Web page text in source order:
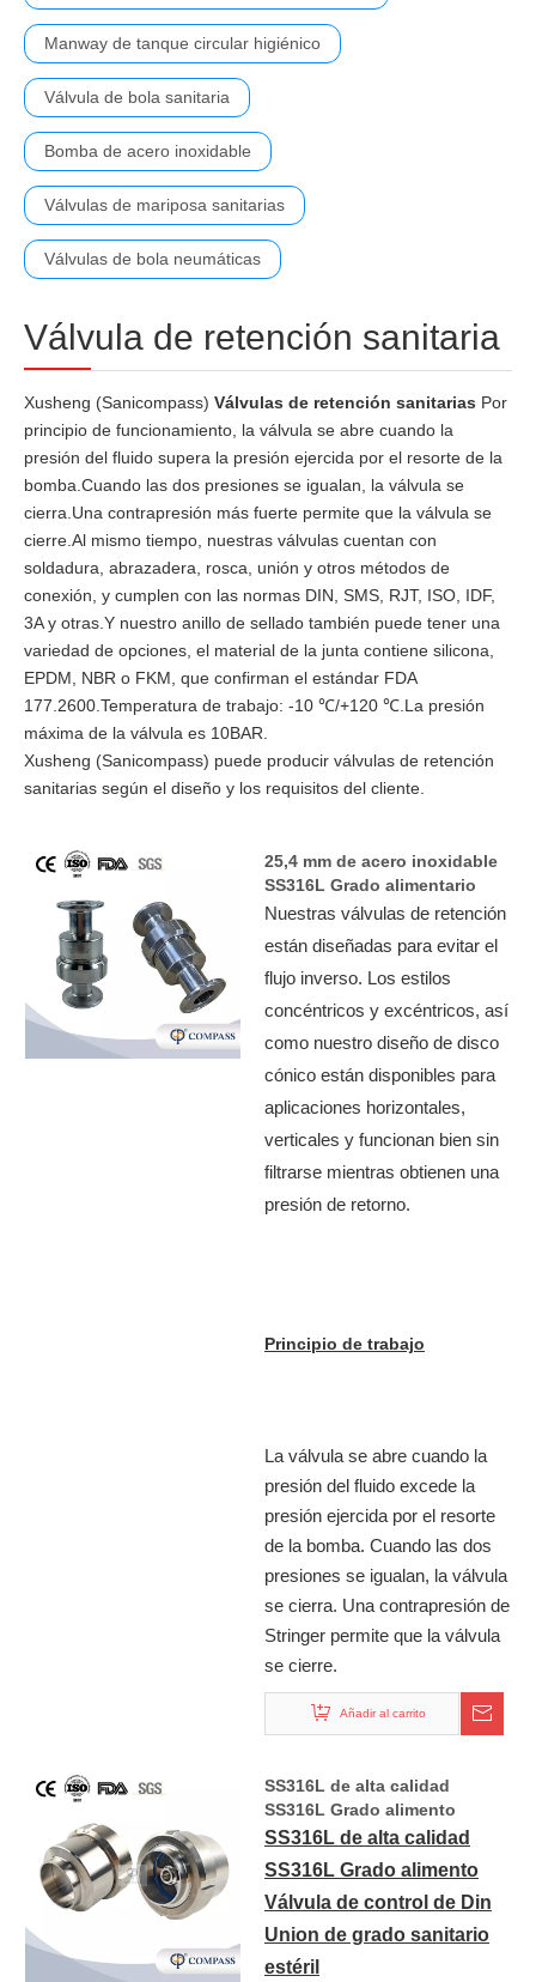
Manway de tanque circular higiénico
Válvula de bola sanitaria
Bomba de acero inoxidable
Válvulas de mariposa sanitarias
Válvulas de bola neumáticas
Válvula de retención sanitaria
Xusheng (Sanicompass) Válvulas de retención sanitarias Por
principio de funcionamiento, la válvula se abre cuando la
presión del fluido supera la presión ejercida por el resorte de la
bomba.Cuando las dos presiones se igualan, la válvula se
cierra.Una contrapresión más fuerte permite que la válvula se
cierre.Al mismo tiempo, nuestras válvulas cuentan con
soldadura, abrazadera, rosca, unión y otros métodos de
conexión, y cumplen con las normas DIN, SMS, RJT, ISO, IDF,
3A y otras.Y nuestro anillo de sellado también puede tener una
variedad de opciones, el material de la junta contiene silicona,
EPDM, NBR o FKM, que confirman el estándar FDA
177.2600.Temperatura de trabajo: -10 ℃/+120 ℃.La presión
máxima de la válvula es 10BAR.
Xusheng (Sanicompass) puede producir válvulas de retención
sanitarias según el diseño y los requisitos del cliente.
25,4 mm de acero inoxidable
SS316L Grado alimentario
SMS SMS Ferrule de un solo
Nuestras válvulas de retención
están diseñadas para evitar el
flujo inverso. Los estilos
concéntricos y excéntricos, así
como nuestro diseño de disco
cónico están disponibles para
aplicaciones horizontales,
verticales y funcionan bien sin
filtrarse mientras obtienen una
presión de retorno.
Principio de trabajo
La válvula se abre cuando la
presión del fluido excede la
presión ejercida por el resorte
de la bomba. Cuando las dos
presiones se igualan, la válvula
se cierra. Una contrapresión de
Stringer permite que la válvula
se cierre.
Añadir al carrito
SS316L de alta calidad
SS316L Grado alimento
Válvula de control de Din
estéril
SS316L de alta calidad
SS316L Grado alimento
Válvula de control de Din
Union de grado sanitario
estéril